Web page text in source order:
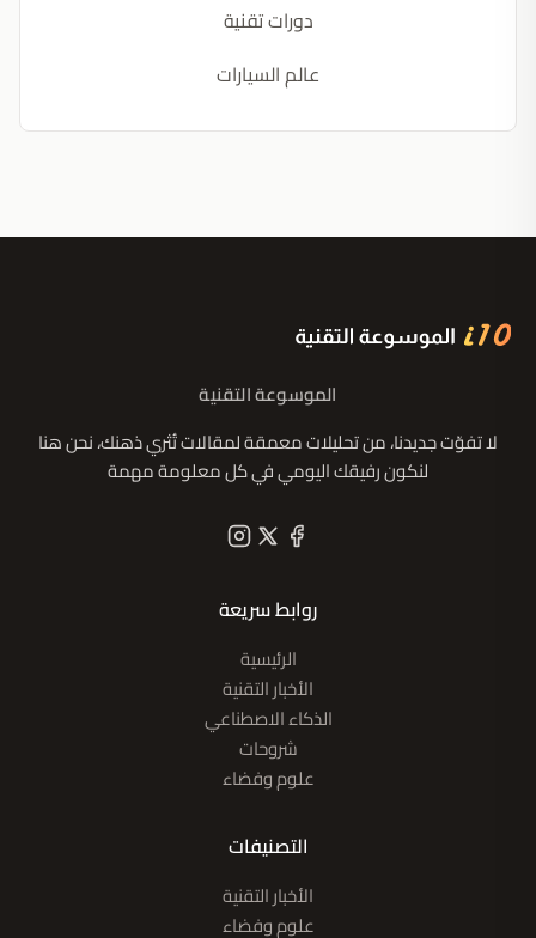
دورات تقنية
عالم السيارات
الموسوعة التقنية
لا تفوّت جديدنا، من تحليلات معمقة لمقالات تُثري ذهنك، نحن هنا
لنكون رفيقك اليومي في كل معلومة مهمة
روابط سريعة
الرئيسية
الأخبار التقنية
الذكاء الاصطناعي
شروحات
علوم وفضاء
التصنيفات
الأخبار التقنية
علوم وفضاء